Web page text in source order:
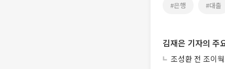
#은행 #대출
김재은 기자의 주
조성환 전 조이